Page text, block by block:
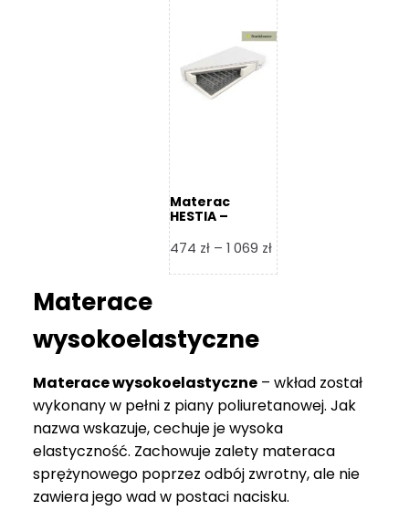
361 zł
do
2
352 zł
Materac
HESTIA –
474 zł – 1 069 złZakres
cen:
069 zł
Materace
wysokoelastyczne
Materace wysokoelastyczne – wkład został
wykonany w pełni z piany poliuretanowej. Jak
nazwa wskazuje, cechuje je wysoka
elastyczność. Zachowuje zalety materaca
sprężynowego poprzez odbój zwrotny, ale nie
zawiera jego wad w postaci nacisku.